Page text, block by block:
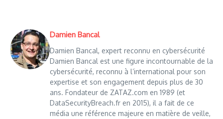
Damien Bancal
Damien Bancal, expert reconnu en cybersécurité
Damien Bancal est une figure incontournable de la
cybersécurité, reconnu à l’international pour son
expertise et son engagement depuis plus de 30
ans. Fondateur de ZATAZ.com en 1989 (et
DataSecurityBreach.fr en 2015), il a fait de ce
média une référence majeure en matière de veille,